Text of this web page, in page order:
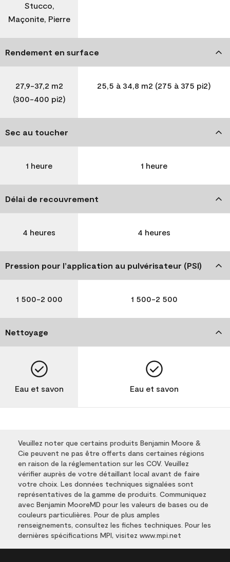
Stucco,
Maçonite, Pierre
Rendement en surface
27,9-37,2 m2
(300-400 pi2)
25,5 à 34,8 m2 (275 à 375 pi2)
Sec au toucher
1 heure 1 heure
Délai de recouvrement
4 heures 4 heures
Pression pour l’application au pulvérisateur (PSI)
1 500-2 000 1 500-2 500
Nettoyage
Eau et savon Eau et savon
Veuillez noter que certains produits Benjamin Moore &
Cie peuvent ne pas être offerts dans certaines régions
en raison de la réglementation sur les COV. Veuillez
vérifier auprès de votre détaillant local avant de faire
votre choix. Les données techniques signalées sont
représentatives de la gamme de produits. Communiquez
avec Benjamin MooreMD pour les valeurs de bases ou de
couleurs particulières. Pour de plus amples
renseignements, consultez les fiches techniques. Pour les
dernières spécifications MPI, visitez www.mpi.net